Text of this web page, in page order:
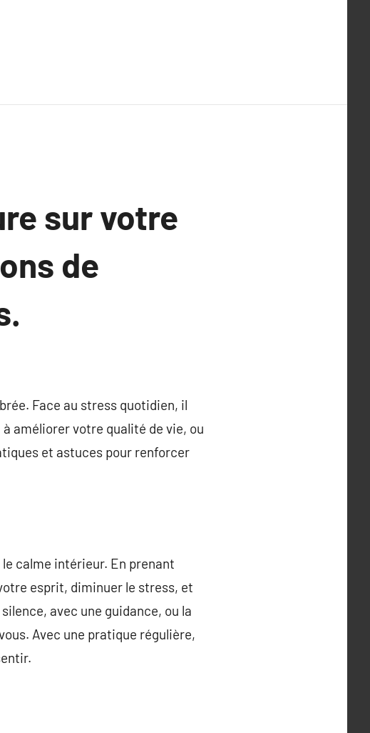
sur votre
de
Face au stress quotidien, il
améliorer votre qualité de vie, ou
et astuces pour renforcer
calme intérieur. En prenant
esprit, diminuer le stress, et
avec une guidance, ou la
Avec une pratique régulière,